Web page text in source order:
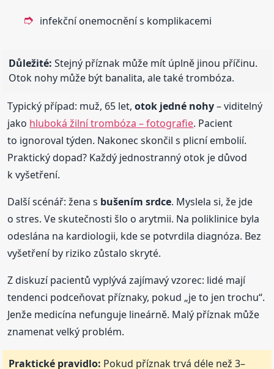
infekční onemocnění s komplikacemi
Důležité: Stejný příznak může mít úplně jinou příčinu.
Otok nohy může být banalita, ale také trombóza.
Typický případ: muž, 65 let,otok jedné nohy– viditelný
jako hluboká žilní trombóza – fotografie. Pacient
to ignoroval týden. Nakonec skončil s plicní embolií.
Praktický dopad? Každý jednostranný otok je důvod
k vyšetření.
Další scénář: žena s bušením srdce. Myslela si, že jde
o stres. Ve skutečnosti šlo o arytmii. Na poliklinice byla
odeslána na kardiologii, kde se potvrdila diagnóza. Bez
vyšetření by riziko zůstalo skryté.
Z diskuzí pacientů vyplývá zajímavý vzorec: lidé mají
tendenci podceňovat příznaky, pokud „je to jen trochu“.
Jenže medicína nefunguje lineárně. Malý příznak může
znamenat velký problém.
Praktické pravidlo: Pokud příznak trvá déle než 3–